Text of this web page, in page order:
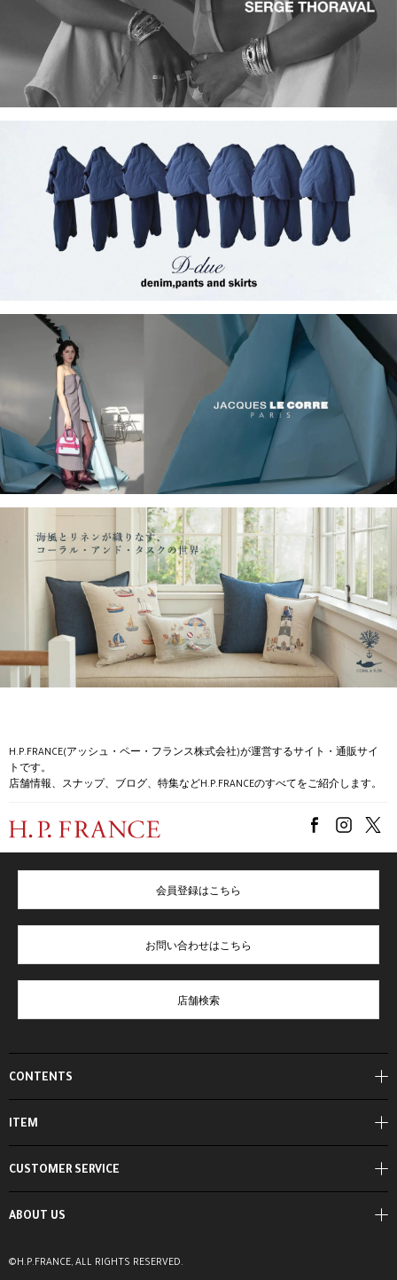
H.P.FRANCE(アッシュ・ペー・フランス株式会社)が運営するサイト・通販サイ
トです。
店舗情報、スナップ、ブログ、特集などH.P.FRANCEのすべてをご紹介します。
CONTENTS
ITEM
ABOUT US
会員登録はこちら
お問い合わせはこちら
店舗検索
CUSTOMER SERVICE
©H.P.FRANCE, ALL RIGHTS RESERVED.